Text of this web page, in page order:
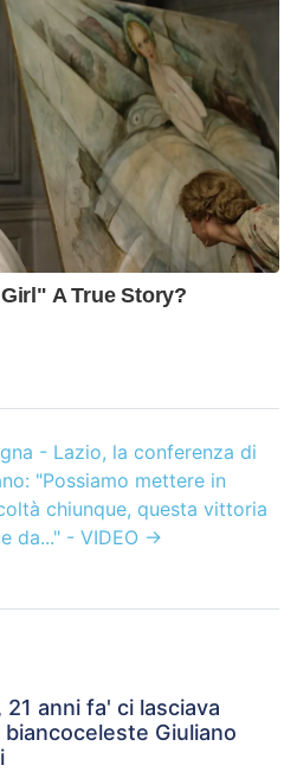
- Lazio, la conferenza di
"Possiamo mettere in
chiunque, questa vittoria
da..." - VIDEO →
21 anni fa' ci lasciava
biancoceleste Giuliano